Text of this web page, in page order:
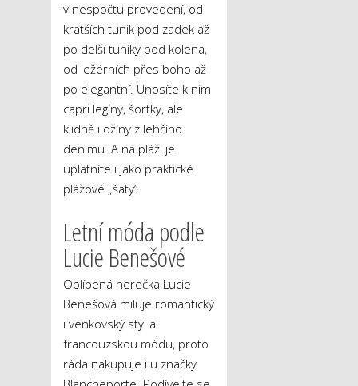
v nespočtu provedení, od
kratších tunik pod zadek až
po delší tuniky pod kolena,
od ležérních přes boho až
po elegantní. Unosíte k nim
capri legíny, šortky, ale
klidně i džíny z lehčího
denimu. A na pláži je
uplatníte i jako praktické
plážové „šaty“.
Letní móda podle
Lucie Benešové
Oblíbená herečka Lucie
Benešová miluje romantický
i venkovský styl a
francouzskou módu, proto
ráda nakupuje i u značky